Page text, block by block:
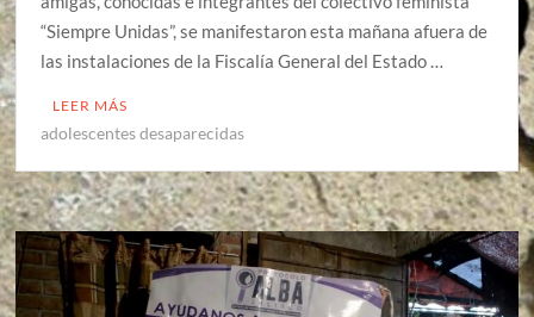
“Siempre Unidas”, se manifestaron esta mañana afuera de
las instalaciones de la Fiscalía General del Estado …
LEER MÁS
adolescentes desaparecidas